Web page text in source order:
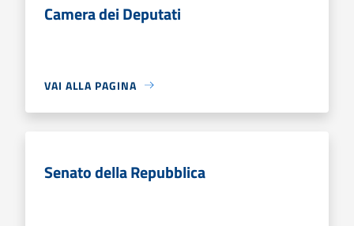
Camera dei Deputati
VAI ALLA PAGINA
Senato della Repubblica